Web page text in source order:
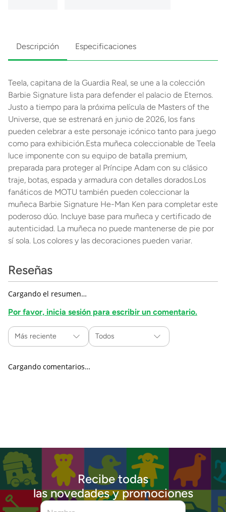
Descripción Especificaciones
Teela, capitana de la Guardia Real, se une a la colección
Barbie Signature lista para defender el palacio de Eternos.
Justo a tiempo para la próxima película de Masters of the
Universe, que se estrenará en junio de 2026, los fans
pueden celebrar a este personaje icónico tanto para juego
como para exhibición.Esta muñeca coleccionable de Teela
luce imponente con su equipo de batalla premium,
preparada para proteger al Príncipe Adam con su clásico
traje, botas, espada y armadura con detalles dorados.Los
fanáticos de MOTU también pueden coleccionar la
muñeca Barbie Signature He-Man Ken para completar este
poderoso dúo. Incluye base para muñeca y certificado de
autenticidad. La muñeca no puede mantenerse de pie por
sí sola. Los colores y las decoraciones pueden variar.
Reseñas
Cargando el resumen…
Por favor, inicia sesión para escribir un comentario.
Más reciente Todos
Cargando comentarios…
Recibe todas
las novedades y promociones